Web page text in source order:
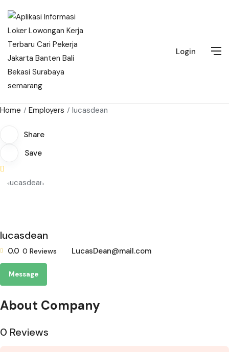
Login
Home Employers lucasdean
Share
Save
lucasdean
0.0 0 Reviews LucasDean@mail.com
Message
About Company
0 Reviews